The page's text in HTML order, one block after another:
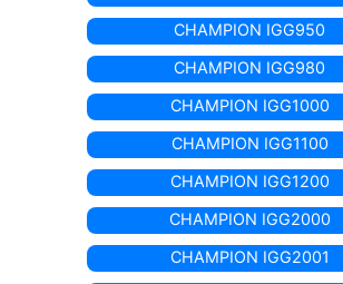
CHAMPION IGG950
CHAMPION IGG980
CHAMPION IGG1000
CHAMPION IGG1100
CHAMPION IGG1200
CHAMPION IGG2000
CHAMPION IGG2001